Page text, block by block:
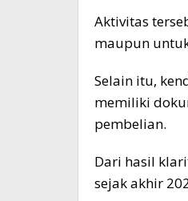
Aktivitas
maupun
Selain itu,
memiliki
pembelian.
Dari hasil
sejak akhir